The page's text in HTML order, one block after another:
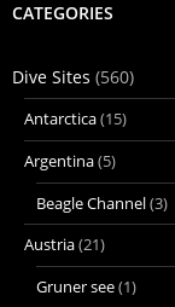
CATEGORIES
Dive Sites (560)
Antarctica(15)
Argentina(5)
Beagle Channel(3)
Austria(21)
Gruner see(1)